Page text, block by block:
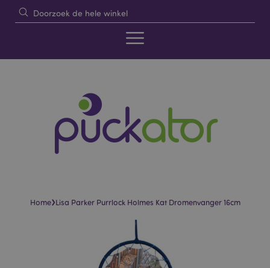
Home›Lisa Parker Purrlock Holmes Kat Dromenvanger 16cm